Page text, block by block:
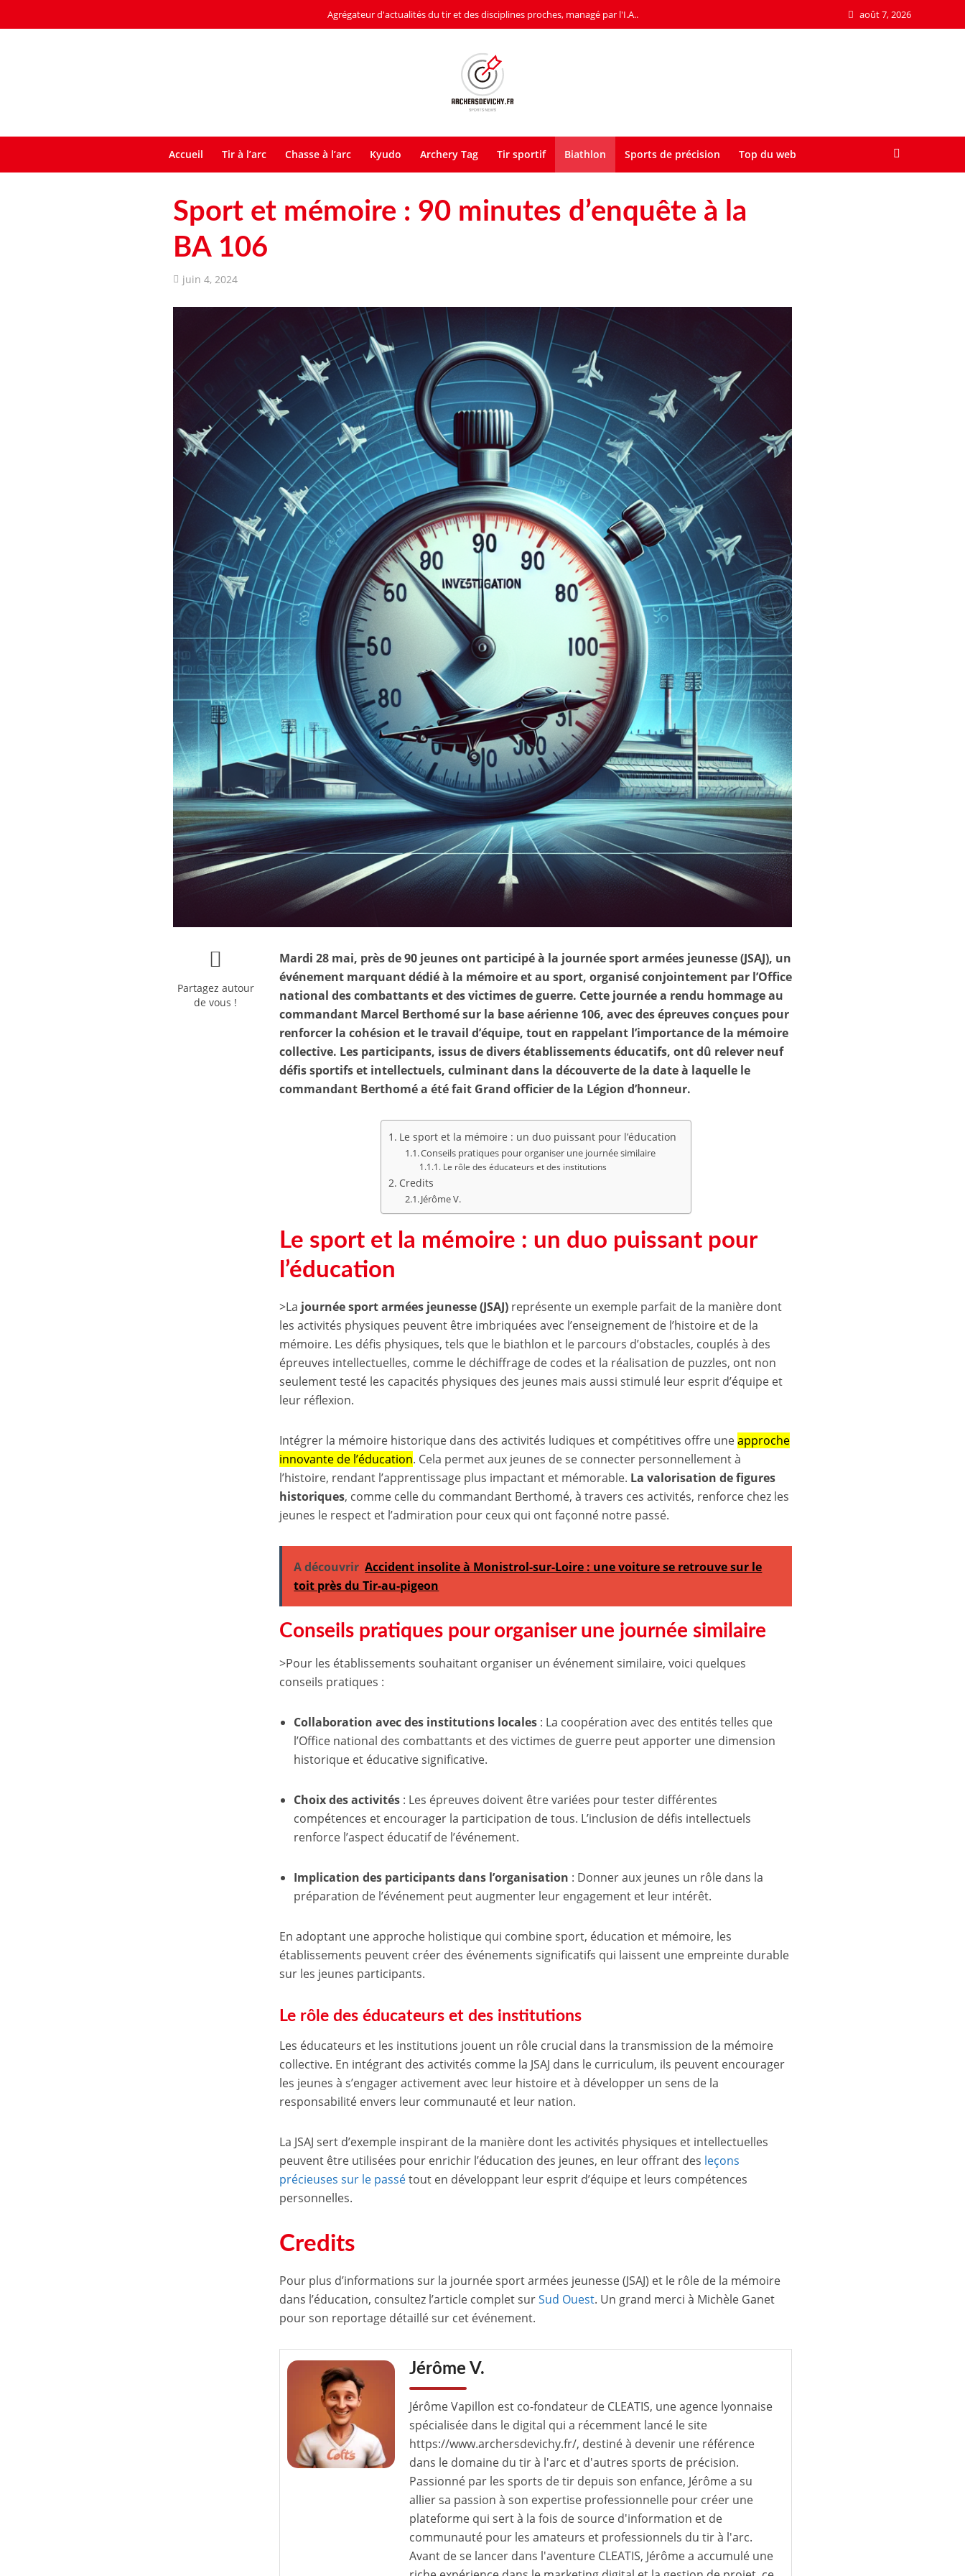
août 7, 2026
Agrégateur d'actualités du tir et des disciplines proches, managé par l'I.A..
Accueil Tir à l’arc Chasse à l’arc Kyudo Archery Tag Tir sportif Biathlon Sports de précision Top du web
Sport et mémoire : 90 minutes d’enquête à la
BA 106
juin 4, 2024
Partagez autour
de vous !
Mardi 28 mai, près de 90 jeunes ont participé à la journée sport armées jeunesse (JSAJ), un
événement marquant dédié à la mémoire et au sport, organisé conjointement par l’Office
national des combattants et des victimes de guerre. Cette journée a rendu hommage au
commandant Marcel Berthomé sur la base aérienne 106, avec des épreuves conçues pour
renforcer la cohésion et le travail d’équipe, tout en rappelant l’importance de la mémoire
collective. Les participants, issus de divers établissements éducatifs, ont dû relever neuf
défis sportifs et intellectuels, culminant dans la découverte de la date à laquelle le
commandant Berthomé a été fait Grand officier de la Légion d’honneur.
Le sport et la mémoire : un duo puissant pour l’éducation
Conseils pratiques pour organiser une journée similaire
Le rôle des éducateurs et des institutions
Credits
Jérôme V.
Le sport et la mémoire : un duo puissant pour
l’éducation
>La journée sport armées jeunesse (JSAJ) représente un exemple parfait de la manière dont
les activités physiques peuvent être imbriquées avec l’enseignement de l’histoire et de la
mémoire. Les défis physiques, tels que le biathlon et le parcours d’obstacles, couplés à des
épreuves intellectuelles, comme le déchiffrage de codes et la réalisation de puzzles, ont non
seulement testé les capacités physiques des jeunes mais aussi stimulé leur esprit d’équipe et
leur réflexion.
Intégrer la mémoire historique dans des activités ludiques et compétitives offre uneapproche
innovante de l’éducation. Cela permet aux jeunes de se connecter personnellement à
l’histoire, rendant l’apprentissage plus impactant et mémorable. La valorisation de figures
historiques, comme celle du commandant Berthomé, à travers ces activités, renforce chez les
jeunes le respect et l’admiration pour ceux qui ont façonné notre passé.
A découvrir Accident insolite à Monistrol-sur-Loire : une voiture se retrouve sur le
toit près du Tir-au-pigeon
Conseils pratiques pour organiser une journée similaire
>Pour les établissements souhaitant organiser un événement similaire, voici quelques
conseils pratiques :
Collaboration avec des institutions locales : La coopération avec des entités telles que
l’Office national des combattants et des victimes de guerre peut apporter une dimension
historique et éducative significative.
Choix des activités : Les épreuves doivent être variées pour tester différentes
compétences et encourager la participation de tous. L’inclusion de défis intellectuels
renforce l’aspect éducatif de l’événement.
Implication des participants dans l’organisation : Donner aux jeunes un rôle dans la
préparation de l’événement peut augmenter leur engagement et leur intérêt.
En adoptant une approche holistique qui combine sport, éducation et mémoire, les
établissements peuvent créer des événements significatifs qui laissent une empreinte durable
sur les jeunes participants.
Le rôle des éducateurs et des institutions
Les éducateurs et les institutions jouent un rôle crucial dans la transmission de la mémoire
collective. En intégrant des activités comme la JSAJ dans le curriculum, ils peuvent encourager
les jeunes à s’engager activement avec leur histoire et à développer un sens de la
responsabilité envers leur communauté et leur nation.
La JSAJ sert d’exemple inspirant de la manière dont les activités physiques et intellectuelles
peuvent être utilisées pour enrichir l’éducation des jeunes, en leur offrant des leçons
précieuses sur le passétout en développant leur esprit d’équipe et leurs compétences
personnelles.
Credits
Pour plus d’informations sur la journée sport armées jeunesse (JSAJ) et le rôle de la mémoire
dans l’éducation, consultez l’article complet surSud Ouest. Un grand merci à Michèle Ganet
pour son reportage détaillé sur cet événement.
Jérôme V.
Jérôme Vapillon est co-fondateur de CLEATIS, une agence lyonnaise
spécialisée dans le digital qui a récemment lancé le site
https://www.archersdevichy.fr/, destiné à devenir une référence
dans le domaine du tir à l'arc et d'autres sports de précision.
Passionné par les sports de tir depuis son enfance, Jérôme a su
allier sa passion à son expertise professionnelle pour créer une
plateforme qui sert à la fois de source d'information et de
communauté pour les amateurs et professionnels du tir à l'arc.
Avant de se lancer dans l'aventure CLEATIS, Jérôme a accumulé une